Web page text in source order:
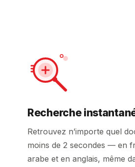
Recherche
Retrouvez n’importe quel
moins de 2 secondes — en
arabe et en anglais, même